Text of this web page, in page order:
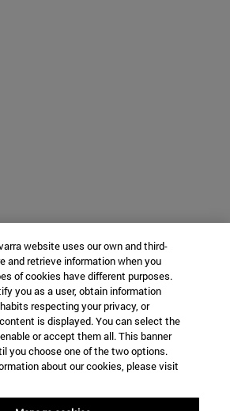
website uses our own and third-
and retrieve information when you
of cookies have different purposes.
you as a user, obtain information
respecting your privacy, or
is displayed. You can select the
or accept them all. This banner
you choose one of the two options.
about our cookies, please visit